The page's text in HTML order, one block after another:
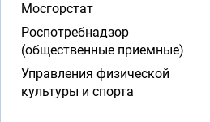
Мосгорстат
Роспотребнадзор
(общественные приемные)
Управления физической
культуры и спорта